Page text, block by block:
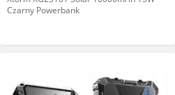
Czarny Powerbank